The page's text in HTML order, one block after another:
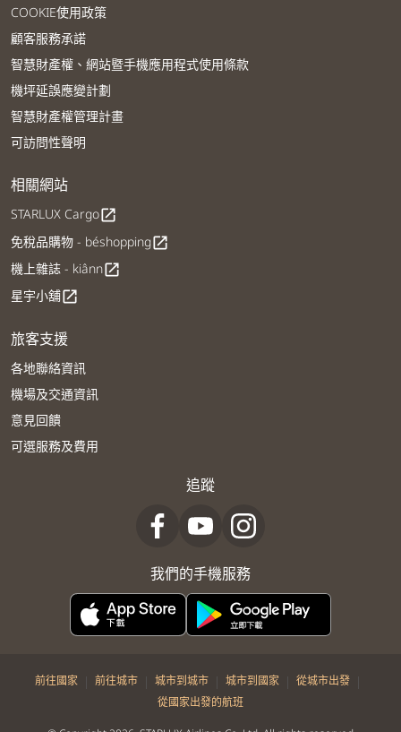
COOKIE使用政策
顧客服務承諾
智慧財產權、網站暨手機應用程式使用條款
機坪延誤應變計劃
智慧財產權管理計畫
可訪問性聲明
相關網站
STARLUX Cargoopen_in_new
免稅品購物 - béshoppingopen_in_new
機上雜誌 - kiânnopen_in_new
星宇小舖open_in_new
旅客支援
各地聯絡資訊
機場及交通資訊
意見回饋
可選服務及費用
追蹤
我們的手機服務
前往國家 | 前往城市 | 城市到城市 | 城市到國家 | 從城市出發 |
從國家出發的航班